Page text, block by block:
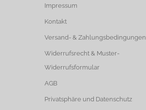
Impressum
Kontakt
Versand- & Zahlungsbedingungen
Widerrufsrecht & Muster-
Widerrufsformular
AGB
Privatsphäre und Datenschutz